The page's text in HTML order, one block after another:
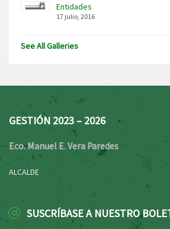
Entidades
17 julio, 2016
See All Galleries
GESTIÓN 2023 – 2026
Eco. Manuel E. Vera Paredes
ALCALDE
SUSCRÍBASE A NUESTRO